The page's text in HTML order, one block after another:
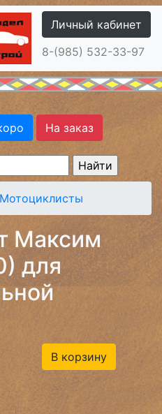
Личный кабинет
8-(985) 532-33-97
На заказ
Мотоциклисты
Максим
для
В корзину